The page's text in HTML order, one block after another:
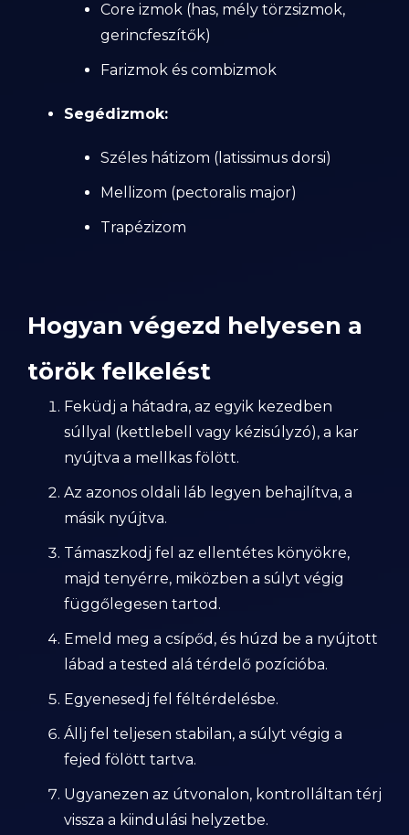
Core izmok (has, mély törzsizmok,
gerincfeszítők)
Farizmok és combizmok
Segédizmok:
Széles hátizom (latissimus dorsi)
Mellizom (pectoralis major)
Trapézizom
Hogyan végezd helyesen a
török felkelést
Feküdj a hátadra, az egyik kezedben
súllyal (kettlebell vagy kézisúlyzó), a kar
nyújtva a mellkas fölött.
Az azonos oldali láb legyen behajlítva, a
másik nyújtva.
Támaszkodj fel az ellentétes könyökre,
majd tenyérre, miközben a súlyt végig
függőlegesen tartod.
Emeld meg a csípőd, és húzd be a nyújtott
lábad a tested alá térdelő pozícióba.
Egyenesedj fel féltérdelésbe.
Állj fel teljesen stabilan, a súlyt végig a
fejed fölött tartva.
Ugyanezen az útvonalon, kontrolláltan térj
vissza a kiindulási helyzetbe.